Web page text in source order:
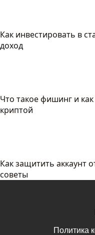
Как инвестировать в
доход
Что такое фишинг и
криптой
Как защитить аккаунт
советы
Политика